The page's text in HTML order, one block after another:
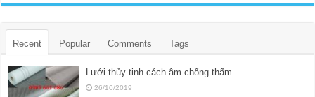
Recent Popular Comments Tags
Lưới thủy tinh cách âm chống thấm
26/10/2019